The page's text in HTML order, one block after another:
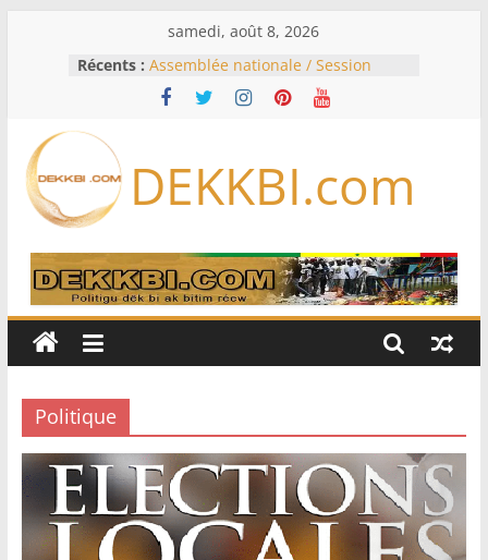
samedi, août 8, 2026
Récents : Assemblée nationale / Session
extraordinaire: Six commissions
d’enquête à l’ordre du jour ce lundi
Bénin: Patrice Talon élu président
du Sénat, moins de trois mois
Pakistan et la Turquie signent un
accord de défense
RD Congo: Kinshasa interdit les
exportations de cuivre et de cobalt
production
DEKKBI.com
Politique